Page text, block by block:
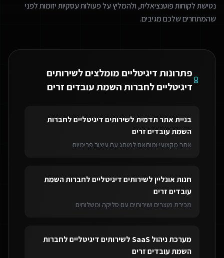
נטישת לקוחות פוטנציאלית, ולהמליץ על פעולות עסקיות יזומות לפני
שהמתחרים שלכם מגיבים.
פתרונות דיגיטליים מומלצים לשירותים
דיגיטליים לחברות השמת עובדים זרים
בניית אתר תדמיתלשירותים דיגיטליים לחברות
השמת עובדים זרים
אתר מקצועי ומותאם למותג עם עיצוב פרימיום
חנות אונלייןלשירותים דיגיטליים לחברות השמת
עובדים זרים
מכירת מוצרים ושירותים עם סליקה ומשלוחים
מערכת ניהול SaaS לשירותים דיגיטליים לחברות
השמת עובדים זרים